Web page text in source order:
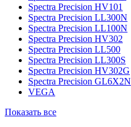
Spectra Precision HV101
Spectra Precision LL300N
Spectra Precision LL100N
Spectra Precision HV302
Spectra Precision LL500
Spectra Precision LL300S
Spectra Precision HV302G
Spectra Precision GL6X2N
VEGA
Показать все